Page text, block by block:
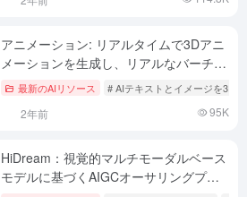
アニメーション: リアルタイムで3Dアニ
メーションを生成し、リアルなバーチャ
ルキャラクターを作成します。
最新のAIリソース # AIテキストとイメージを3Dへ
2年前 95K
HiDream：視覚的マルチモーダルベース
モデルに基づくAIGCオーサリングプラ